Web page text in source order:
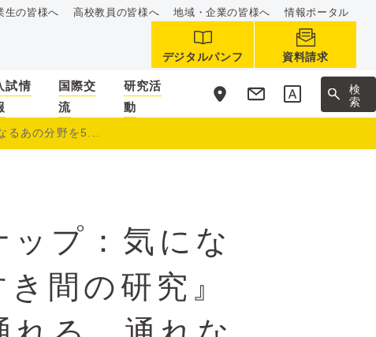
生の皆様へ 高校教員の皆様へ 地域・企業の皆様へ 情報ポータル
デジタルパンフ 資料請求
試情
国際交
流
研究活
動
サ
イ
ト
内
検
索
るあの分野を5...
ップ：気にな
間の研究』